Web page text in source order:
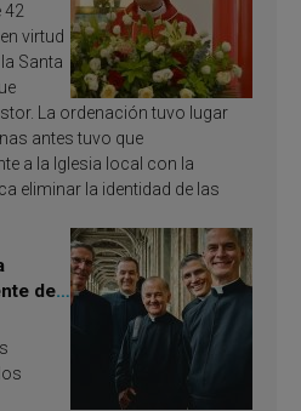
42
virtud
Santa
La ordenación tuvo lugar
antes tuvo que
a la Iglesia local con la
eliminar la identidad de las
de